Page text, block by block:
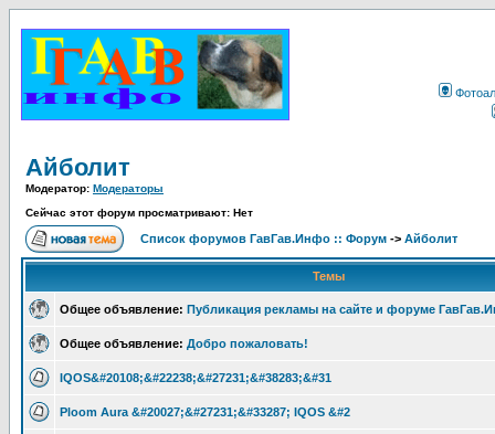
Айболит
Модератор: Модераторы
Сейчас этот форум просматривают: Нет
Список форумов ГавГав.Инфо :: Форум -> Айболит
Темы
Общее объявление: Публикация рекламы на сайте и форуме
Общее объявление: Добро пожаловать!
IQOS&#20108;&#22238;&#27231;&#38283;&#31
Ploom Aura &#20027;&#27231;&#33287; IQOS &#2